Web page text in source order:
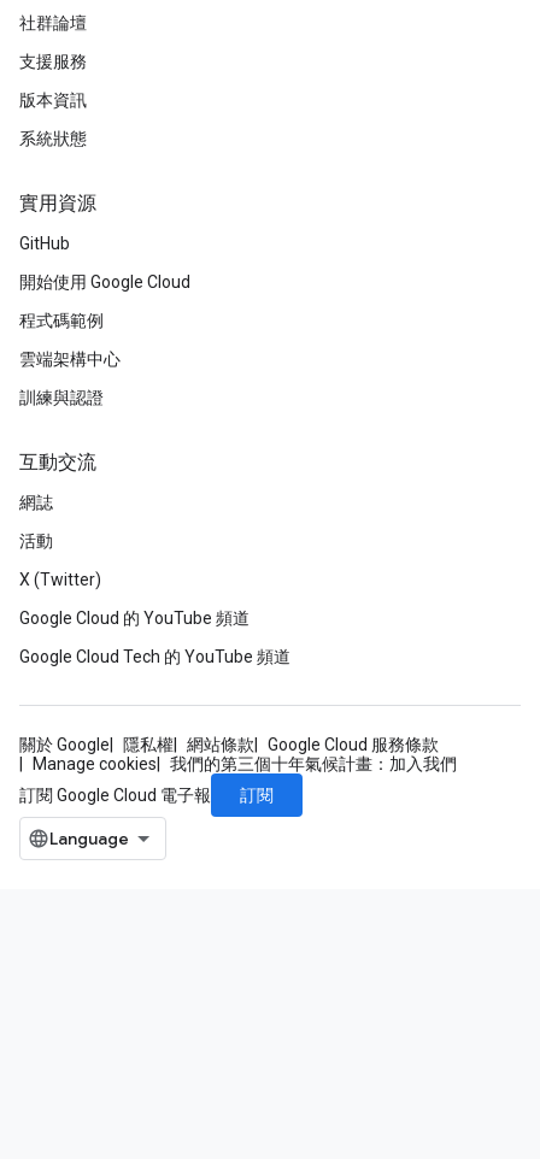
社群論壇
支援服務
版本資訊
系統狀態
實用資源
GitHub
開始使用 Google Cloud
程式碼範例
雲端架構中心
訓練與認證
互動交流
網誌
活動
X (Twitter)
Google Cloud 的 YouTube 頻道
Google Cloud Tech 的 YouTube 頻道
關於 Google 隱私權 網站條款
Google Cloud 服務條款
Manage cookies
我們的第三個十年氣候計畫：加入我們
訂閱 Google Cloud 電子報
訂閱